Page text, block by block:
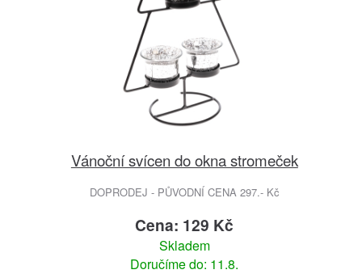
Vánoční svícen do okna stromeček
DOPRODEJ - PŮVODNÍ CENA 297.- Kč
Cena: 129 Kč
Skladem
Doručíme do: 11.8.